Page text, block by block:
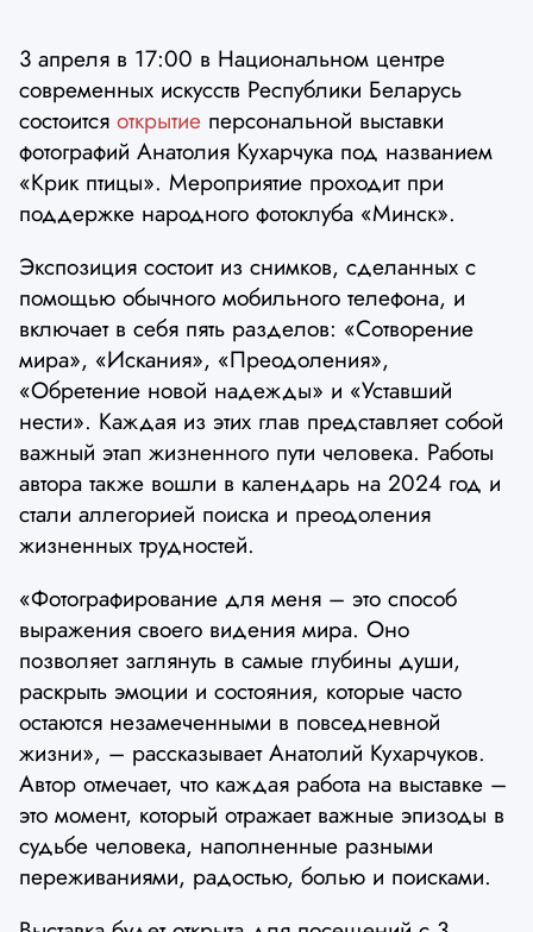
3 апреля в 17:00 в Национальном центре
современных искусств Республики Беларусь
состоится открытие персональной выставки
фотографий Анатолия Кухарчука под названием
«Крик птицы». Мероприятие проходит при
поддержке народного фотоклуба «Минск».
Экспозиция состоит из снимков, сделанных с
помощью обычного мобильного телефона, и
включает в себя пять разделов: «Сотворение
мира», «Искания», «Преодоления»,
«Обретение новой надежды» и «Уставший
нести». Каждая из этих глав представляет собой
важный этап жизненного пути человека. Работы
автора также вошли в календарь на 2024 год и
стали аллегорией поиска и преодоления
жизненных трудностей.
«Фотографирование для меня – это способ
выражения своего видения мира. Оно
позволяет заглянуть в самые глубины души,
раскрыть эмоции и состояния, которые часто
остаются незамеченными в повседневной
жизни», – рассказывает Анатолий Кухарчуков.
Автор отмечает, что каждая работа на выставке –
это момент, который отражает важные эпизоды в
судьбе человека, наполненные разными
переживаниями, радостью, болью и поисками.